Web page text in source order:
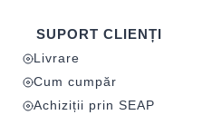
SUPORT CLIENȚI
Livrare
Cum cumpăr
Achiziții prin SEAP